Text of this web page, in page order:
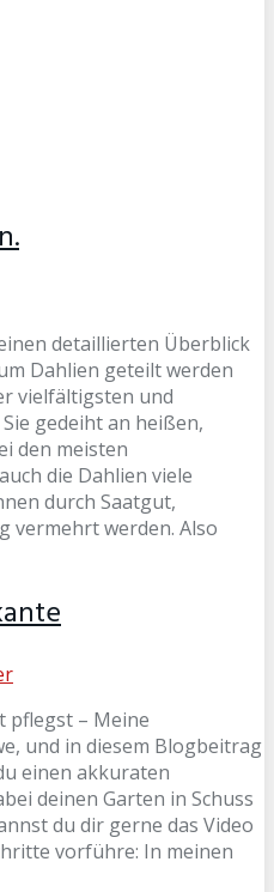
detaillierten Überblick
Dahlien geteilt werden
vielfältigsten und
gedeiht an heißen,
den meisten
die Dahlien viele
durch Saatgut,
vermehrt werden. Also
pflegst – Meine
und in diesem Blogbeitrag
einen akkuraten
deinen Garten in Schuss
du dir gerne das Video
vorführe: In meinen